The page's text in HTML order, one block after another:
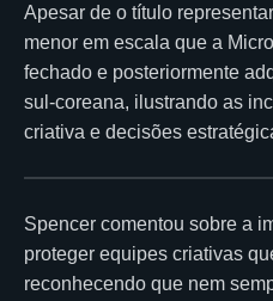
Apesar de o título
menor em escala que a
fechado e posteriormente
sul-coreana, ilustrando as
criativa e decisões
Spencer comentou sobre a
proteger equipes criativas
reconhecendo que nem